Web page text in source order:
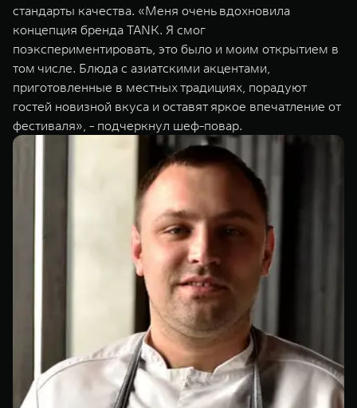
от 6 449 000 ₽
стандарты качества. «Меня очень вдохновила
концепция бренда TANK. Я смог
поэкспериментировать, это было и моим открытием в
том числе. Блюда с азиатскими акцентами,
приготовленные в местных традициях, порадуют
гостей новизной вкуса и оставят яркое впечатление от
фестиваля», - подчеркнул шеф-повар.